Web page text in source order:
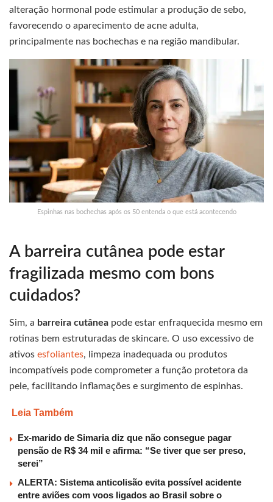
alteração hormonal pode estimular a produção de sebo,
favorecendo o aparecimento de acne adulta,
principalmente nas bochechas e na região mandibular.
Espinhas nas bochechas após os 50 entenda o que está acontecendo
A barreira cutânea pode estar
fragilizada mesmo com bons
cuidados?
Sim, a barreira cutânea pode estar enfraquecida mesmo em
rotinas bem estruturadas de skincare. O uso excessivo de
ativos esfoliantes, limpeza inadequada ou produtos
incompatíveis pode comprometer a função protetora da
pele, facilitando inflamações e surgimento de espinhas.
Leia Também
Ex-marido de Simaria diz que não consegue pagar
pensão de R$ 34 mil e afirma: “Se tiver que ser preso,
serei”
ALERTA: Sistema anticolisão evita possível acidente
entre aviões com voos ligados ao Brasil sobre o